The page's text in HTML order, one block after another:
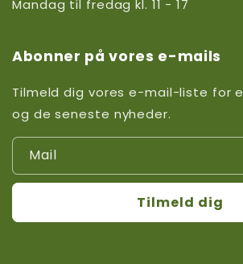
Mandag til fredag kl. 11 - 17
Abonner på vores e-mails
Tilmeld dig vores e-mail-liste for
og de seneste nyheder.
Mail
Tilmeld dig